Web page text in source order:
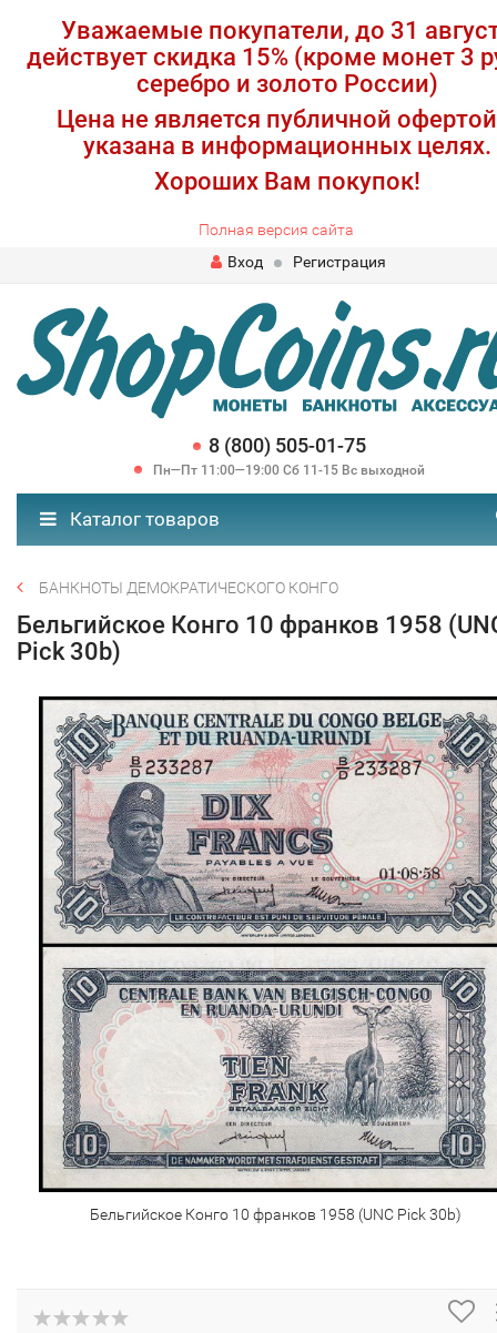
Уважаемые покупатели, до 31
действует скидка 15% (кроме монет 3
серебро и золото России)
Цена не является публичной
указана в информационных целях.
Хороших Вам покупок!
Полная версия сайта
Вход
Регистрация
8 (800) 505-01-75
Пн—Пт 11:00—19:00 Сб 11-15 Вс выходной
Каталог товаров
БАНКНОТЫ ДЕМОКРАТИЧЕСКОГО КОНГО
Бельгийское Конго 10 франков 1958
Pick 30b)
Бельгийское Конго 10 франков 1958 (UNC Pick 30b)